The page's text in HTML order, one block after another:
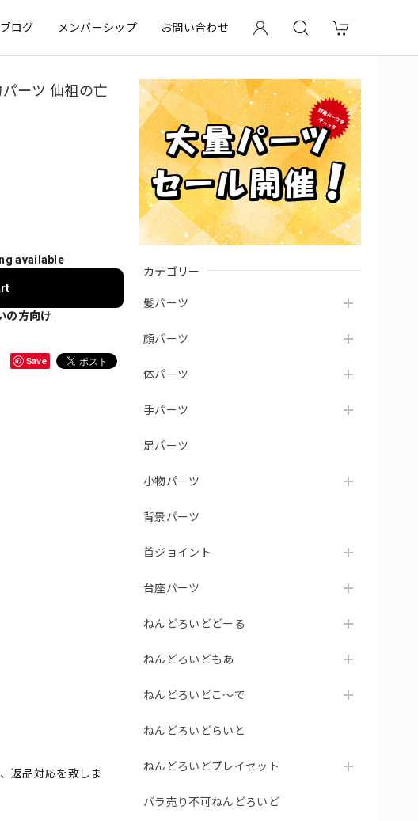
ブログ メンバーシップ お問い合わせ
カテゴリー
髪パーツ
顔パーツ
体パーツ
手パーツ
足パーツ
小物パーツ
背景パーツ
首ジョイント
台座パーツ
ねんどろいどどーる
ねんどろいどもあ
ねんどろいどこ～で
ねんどろいどらいと
ねんどろいどプレイセット
バラ売り不可ねんどろいど
ーツ 仙祖の亡
available
の方向け
Save
返品対応を致しま